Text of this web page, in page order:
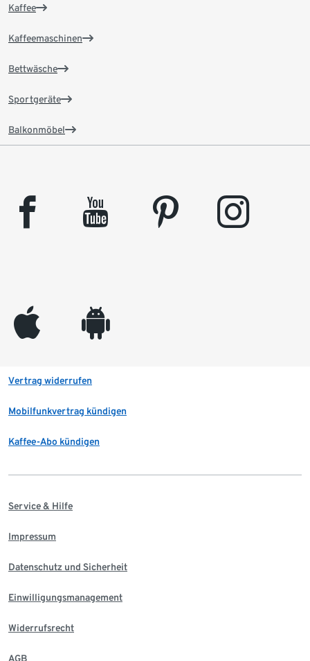
Kaffee
Kaffeemaschinen
Bettwäsche
Sportgeräte
Balkonmöbel
facebook youtube pinterest instagram
appleinc android
Vertrag widerrufen
Mobilfunkvertrag kündigen
Kaffee-Abo kündigen
Service & Hilfe
Impressum
Datenschutz und Sicherheit
Einwilligungsmanagement
Widerrufsrecht
AGB